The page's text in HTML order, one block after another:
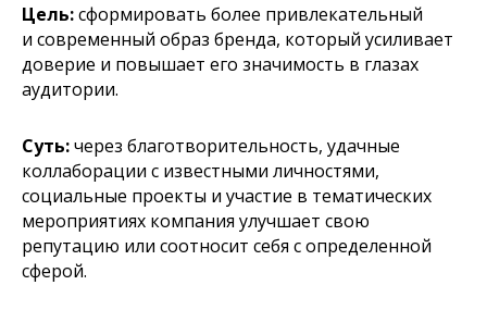
Цель:сформировать более привлекательный
и современный образ бренда, который усиливает
доверие и повышает его значимость в глазах
аудитории.
Суть:через благотворительность, удачные
коллаборации с известными личностями,
социальные проекты и участие в тематических
мероприятиях компания улучшает свою
репутацию или соотносит себя с определенной
сферой.